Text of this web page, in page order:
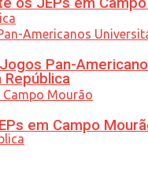
Pan-
em Campo